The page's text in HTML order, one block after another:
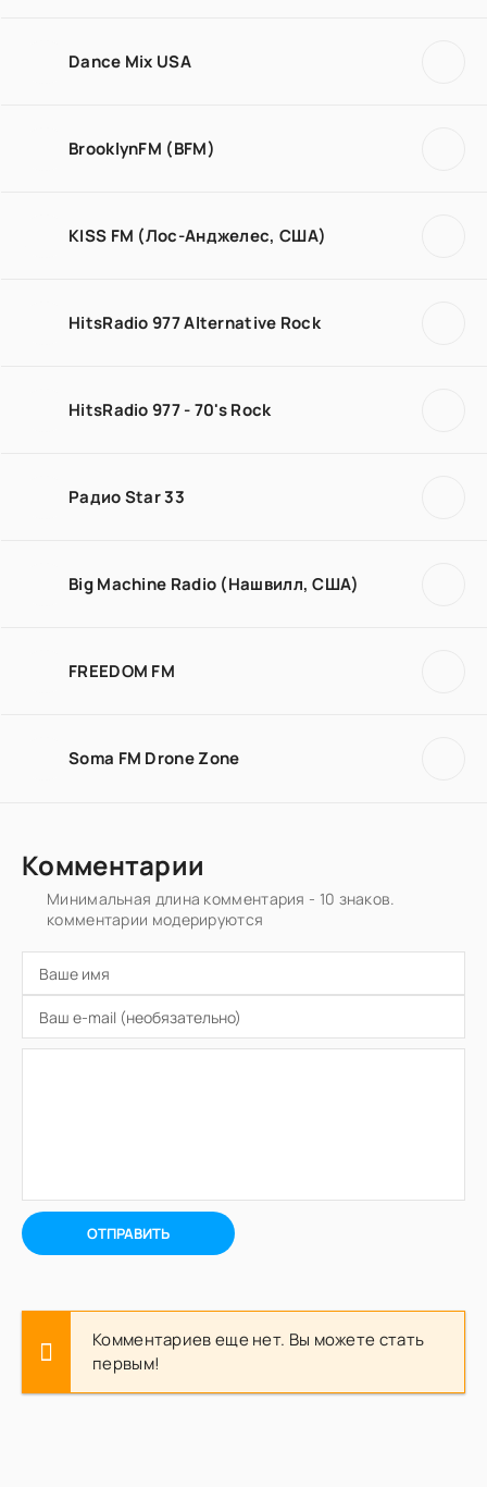
Dance Mix USA
BrooklynFM (BFM)
KISS FM (Лос-Анджелес, США)
HitsRadio 977 Alternative Rock
HitsRadio 977 - 70's Rock
Радио Star 33
Big Machine Radio (Нашвилл, США)
FREEDOM FM
Soma FM Drone Zone
Комментарии
Минимальная длина комментария - 10 знаков.
комментарии модерируются
ОТПРАВИТЬ
Комментариев еще нет. Вы можете стать
первым!